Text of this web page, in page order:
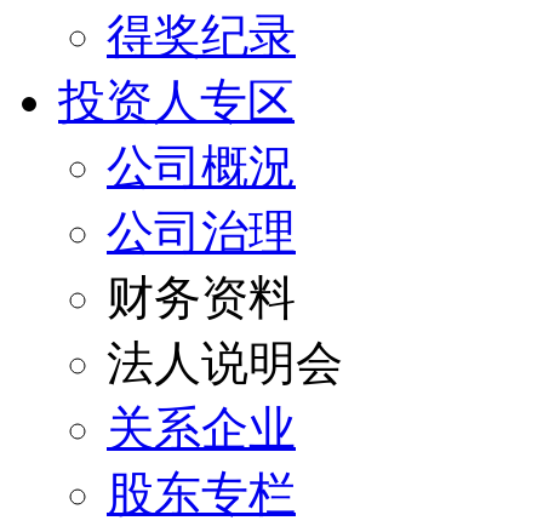
得奖纪录
投资人专区
公司概況
公司治理
财务资料
法人说明会
关系企业
股东专栏